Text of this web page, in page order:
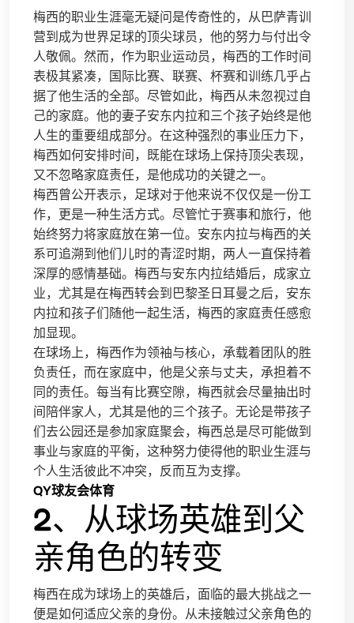
梅西的职业生涯毫无疑问是传奇性的，从巴萨青训
营到成为世界足球的顶尖球员，他的努力与付出令
人敬佩。然而，作为职业运动员，梅西的工作时间
表极其紧凑，国际比赛、联赛、杯赛和训练几乎占
据了他生活的全部。尽管如此，梅西从未忽视过自
己的家庭。他的妻子安东内拉和三个孩子始终是他
人生的重要组成部分。在这种强烈的事业压力下，
梅西如何安排时间，既能在球场上保持顶尖表现，
又不忽略家庭责任，是他成功的关键之一。
梅西曾公开表示，足球对于他来说不仅仅是一份工
作，更是一种生活方式。尽管忙于赛事和旅行，他
始终努力将家庭放在第一位。安东内拉与梅西的关
系可追溯到他们儿时的青涩时期，两人一直保持着
深厚的感情基础。梅西与安东内拉结婚后，成家立
业，尤其是在梅西转会到巴黎圣日耳曼之后，安东
内拉和孩子们随他一起生活，梅西的家庭责任感愈
加显现。
在球场上，梅西作为领袖与核心，承载着团队的胜
负责任，而在家庭中，他是父亲与丈夫，承担着不
同的责任。每当有比赛空隙，梅西就会尽量抽出时
间陪伴家人，尤其是他的三个孩子。无论是带孩子
们去公园还是参加家庭聚会，梅西总是尽可能做到
事业与家庭的平衡，这种努力使得他的职业生涯与
个人生活彼此不冲突，反而互为支撑。
QY球友会体育
2、从球场英雄到父
亲角色的转变
梅西在成为球场上的英雄后，面临的最大挑战之一
便是如何适应父亲的身份。从未接触过父亲角色的